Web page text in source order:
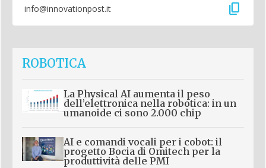
info@innovationpost.it content_copy
ROBOTICA
La Physical AI aumenta il peso
dell’elettronica nella robotica: in un
umanoide ci sono 2.000 chip
AI e comandi vocali per i cobot: il
progetto Bocia di Omitech per la
produttività delle PMI